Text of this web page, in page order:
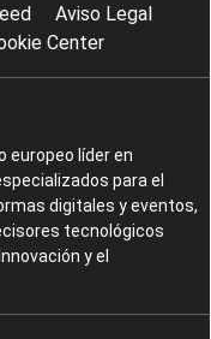
Aviso Legal
Center
europeo líder en
para el
digitales y eventos,
tecnológicos
y el